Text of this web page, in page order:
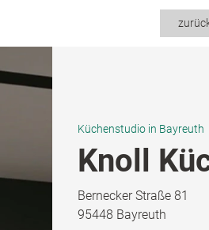
Küchenstudio in Bayreuth
Knoll
Bernecker Straße 81
95448 Bayreuth